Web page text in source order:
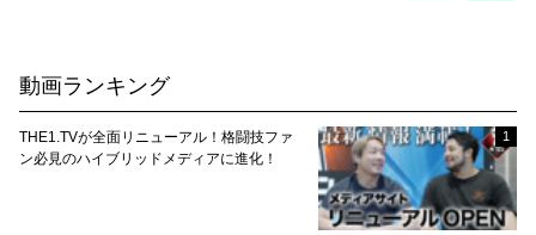
動画ランキング
THE1.TVが全面リニューアル！格闘技ファ
ン必見のハイブリッドメディアに進化！
1